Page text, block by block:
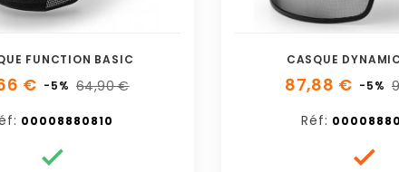
FUNCTION BASIC
€ -5% 64,90 €
00008880810

CASQUE
87,88 € -5%
Réf:
